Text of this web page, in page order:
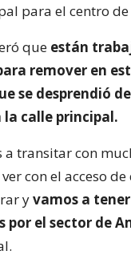
para el centro
que están
remover en
se desprendió
la calle principal.
a transitar con
con el acceso
yvamos a
por el sector de